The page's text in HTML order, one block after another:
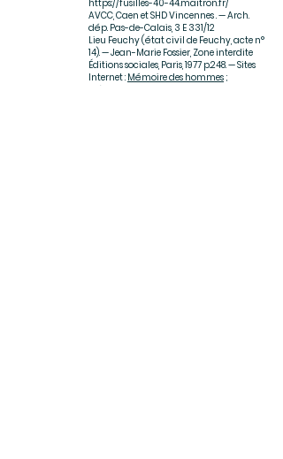
https://fusilles-40-44.maitron.fr/
AVCC, Caen et SHD Vincennes . — Arch.
dép. Pas-de-Calais, 3 E 331/12
Lieu Feuchy (état civil de Feuchy, acte n°
14). — Jean-Marie Fossier, Zone interdite
Éditions sociales, Paris, 1977 p.248. — Sites
Internet : Mémoire des hommes ;
Mémorial GenWeb